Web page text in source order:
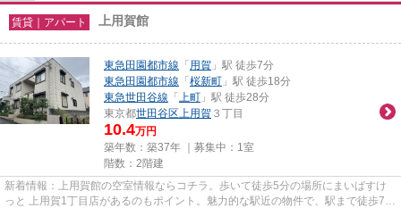
賃貸｜アパート 上用賀館
東急田園都市線 「用賀 」駅 徒歩7分
東急田園都市線 「桜新町 」駅 徒歩18分
東急世田谷線 「 上町 」駅 徒歩28分
東京都世田谷区 上用賀 ３丁目
10.4万円
築年数：築37年 ｜募集中： 1室
階数：2階建
新着情報：上用賀館の空室情報ならコチラ。歩いて徒歩5分の場所にまいばすけ
っと 上用賀1丁目店があるのもポイント。魅力的な駅近の物件で、駅まで徒歩7分